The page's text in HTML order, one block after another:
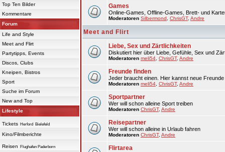
Top Ten Bilder
Kommentare
Forum
Life and Style
Meet and Flirt
Partytipps, Events
Discos, Clubs
Kneipen, Bistros
Sport
Suche im Forum
New and Top
Lifestyle
Tickets Herford Bielefeld
Kino/Filmberichte
Reisen Flughafen Paderborn
Games
Online-Games, Offline-Games, Brett- und
Moderatoren Silbermond ChrisGT, Andre
Meet and Flirt
Liebe, Sex und Zärtlichkeiten
Diskutiert hier über Liebe, Gefühle, Sex und
Moderatoren meli54 ChrisGT, Andre
Freunde finden
Jeder braucht einen. Hier kannst neue Freunde
Moderatoren meli54 ChrisGT, Andre
Sportpartner
Wer will schon alleine Sport treiben
Moderatoren ChrisGT, Andre
Reisepartner
Wer will schon alleine in Urlaub fahren
Moderatoren ChrisGT, Andre
Flirtarea